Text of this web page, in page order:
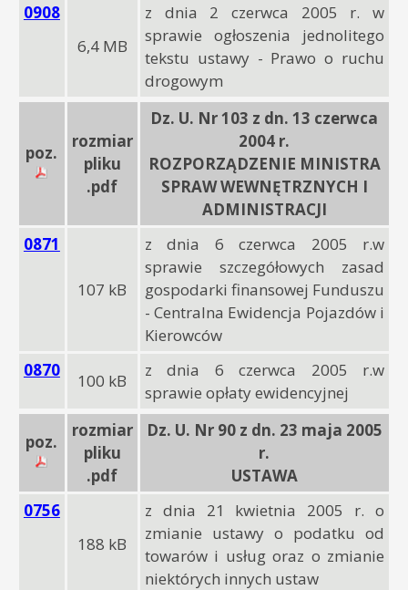
0908
6,4 MB
z dnia 2 czerwca 2005 r. w
sprawie ogłoszenia jednolitego
tekstu ustawy - Prawo o ruchu
drogowym
poz.
rozmiar
pliku
.pdf
Dz. U. Nr 103 z dn. 13 czerwca
2004 r.
ROZPORZĄDZENIE MINISTRA
SPRAW WEWNĘTRZNYCH I
ADMINISTRACJI
0871
107 kB
z dnia 6 czerwca 2005 r.w
sprawie szczegółowych zasad
gospodarki finansowej Funduszu
- Centralna Ewidencja Pojazdów i
Kierowców
0870
100 kB
z dnia 6 czerwca 2005 r.w
sprawie opłaty ewidencyjnej
poz.
rozmiar
pliku
.pdf
Dz. U. Nr 90 z dn. 23 maja 2005
r.
USTAWA
0756
188 kB
z dnia 21 kwietnia 2005 r. o
zmianie ustawy o podatku od
towarów i usług oraz o zmianie
niektórych innych ustaw